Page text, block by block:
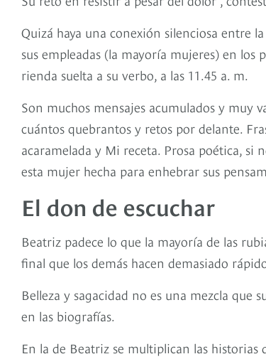
Quizá haya una conexión silenciosa entre
sus empleadas (la mayoría mujeres) en los
rienda suelta a su verbo, a las 11.45 a. m.
Son muchos mensajes acumulados y muy
cuántos quebrantos y retos por delante.
acaramelada y Mi receta. Prosa poética, si
esta mujer hecha para enhebrar sus
El don de escuchar
Beatriz padece lo que la mayoría de las
final que los demás hacen demasiado
Belleza y sagacidad no es una mezcla que
en las biografías.
En la de Beatriz se multiplican las historias